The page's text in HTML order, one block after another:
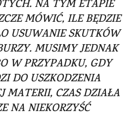
NA TYM ETAPIE
MÓWIĆ, ILE BĘDZIE
USUWANIE SKUTKÓW
MUSIMY JEDNAK
W PRZYPADKU, GDY
DO USZKODZENIA
MATERII, CZAS DZIAŁA
NA NIEKORZYŚĆ